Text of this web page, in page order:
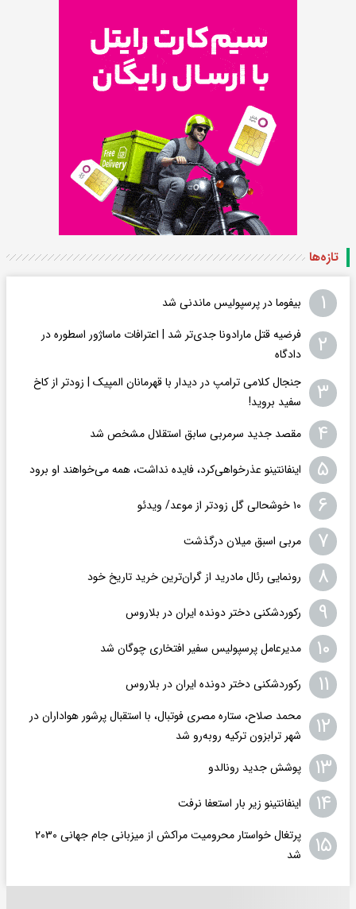
تازه‌ها
۱ بیفوما در پرسپولیس ماندنی شد
۲
فرضیه قتل مارادونا جدی‌تر شد | اعترافات ماساژور اسطوره در
دادگاه
۳
جنجال کلامی ترامپ در دیدار با قهرمانان المپیک | زودتر از کاخ
سفید بروید!
۴ مقصد جدید سرمربی سابق استقلال مشخص شد
۵ اینفانتینو عذرخواهی‌کرد، فایده نداشت، همه می‌خواهند او برود
۶ ۱۰ خوشحالی گل زودتر از موعد/ ویدئو
۷ مربی اسبق میلان درگذشت
۸ رونمایی رئال مادرید از گران‌ترین خرید تاریخ خود
۹ رکوردشکنی دختر دونده ایران در بلاروس
۱۰ مدیرعامل پرسپولیس سفیر افتخاری چوگان شد
۱۱ رکوردشکنی دختر دونده ایران در بلاروس
۱۲
محمد صلاح، ستاره مصری فوتبال، با استقبال پرشور هواداران در
شهر ترابزون ترکیه روبه‌رو شد
۱۳ پوشش جدید رونالدو
۱۴ اینفانتینو زیر بار استعفا نرفت
۱۵
پرتغال خواستار محرومیت مراکش از میزبانی جام جهانی ۲۰۳۰
شد